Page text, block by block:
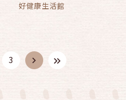
好健康生活館
3